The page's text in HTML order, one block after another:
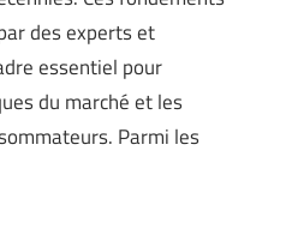
des experts et
essentiel pour
du marché et les
Parmi les